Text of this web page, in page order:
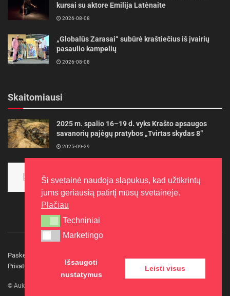
kursai su aktore Emilija Latėnaite
2026-08-08
„Globalūs Zarasai“ subūrė kraštiečius iš įvairių
pasaulio kampelių
2026-08-08
Skaitomiausi
2025 m. spalio 16–19 d. vyks Krašto apsaugos
savanorių pajėgų pratybos „Tvirtas skydas 8“
2025-09-29
aukso
2015-10-30
Paskelbkite naujieną
Privatumo politika
Kontaktai
© Aukštaitijos gidas
Ši svetainė naudoja slapukus, kad užtikrintų
jums geriausią patirtį mūsų svetainėje.
Plačiau
Techniniai
Techniniai
Marketingo
Marketingo
Išsaugoti
nustatymus
Leisti visus